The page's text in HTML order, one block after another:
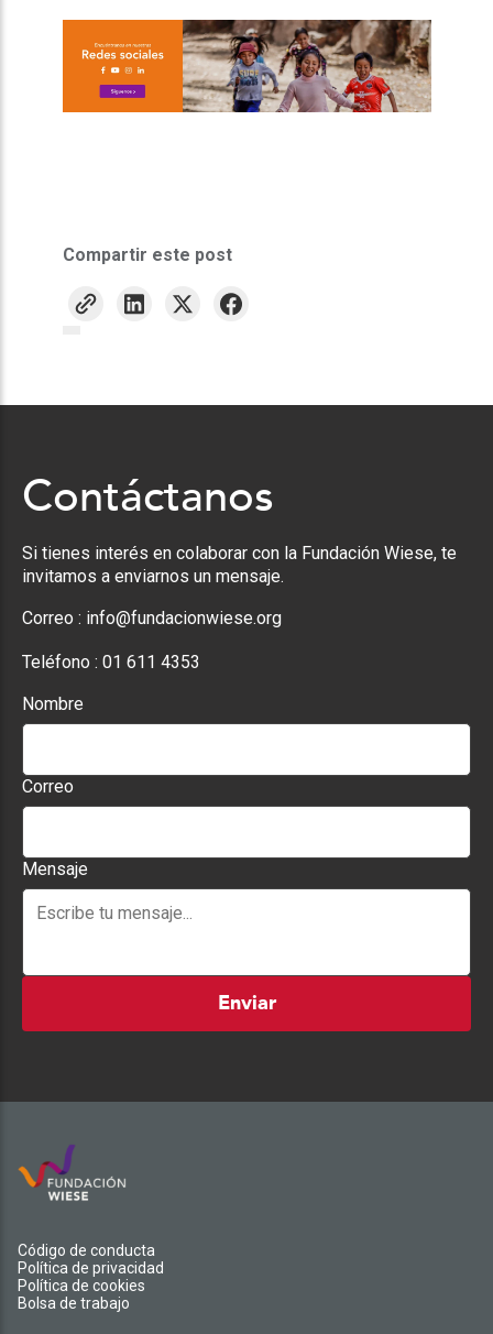
Compartir este post
Contáctanos
Si tienes interés en colaborar con la Fundación Wiese, te
invitamos a enviarnos un mensaje.
Correo : info@fundacionwiese.org
Teléfono : 01 611 4353
Nombre
Correo
Mensaje
Enviar
Código de conducta
Política de privacidad
Política de cookies
Bolsa de trabajo